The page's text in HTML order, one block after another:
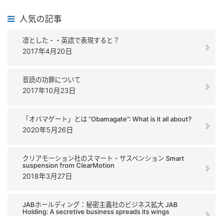
人気の記事
凛とした・・英語で表現すると？
2017年4月20日
音読の功罪について
2017年10月23日
「オバマゲート」とは “Obamagate”: What is it all about?
2020年5月26日
クリアモーション社のスマート・サスペンション Smart
suspension from ClearMotion
2018年3月27日
JABホールディング：秘密主義社のビジネス拡大 JAB
Holding: A secretive business spreads its wings